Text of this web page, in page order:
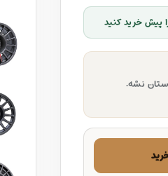
پیش خرید کنید